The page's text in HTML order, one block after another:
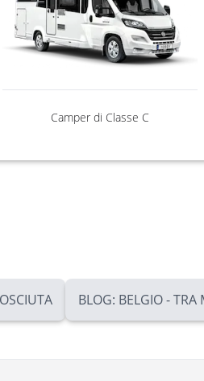
Camper di Classe C
BLOG: BELGIO - TRA